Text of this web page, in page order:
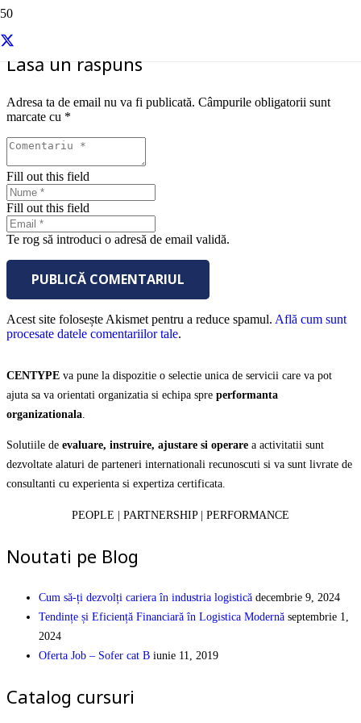
Lasă un răspuns
Adresa ta de email nu va fi publicată. Câmpurile obligatorii sunt
marcate cu *
Fill out this field
Fill out this field
Te rog să introduci o adresă de email validă.
PUBLICĂ COMENTARIUL
Acest site folosește Akismet pentru a reduce spamul. Află cum sunt
procesate datele comentariilor tale.
CENTYPE va pune la dispozitie o selectie unica de servicii care va pot
ajuta sa va orientati organizatia si echipa spre performanta
organizationala
Solutiile de evaluare, instruire, ajustare si operare a activitatii sunt
dezvoltate alaturi de parteneri internationali recunoscuti si va sunt livrate de
consultanti cu experienta si expertiza certificata.
PEOPLE | PARTNERSHIP | PERFORMANCE
Noutati pe Blog
Cum să-ți dezvolți cariera în industria logistică decembrie 9, 2024
Tendințe și Eficiență Financiară în Logistica Modernă septembrie 1,
2024
Oferta Job – Sofer cat B iunie 11, 2019
Catalog cursuri